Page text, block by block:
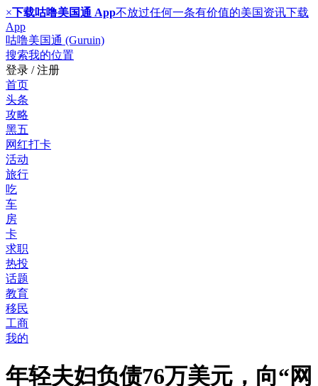
×下载咕噜美国通 App不放过任何一条有价值的美国资讯下载
App
咕噜美国通 (Guruin)
搜索我的位置
登录 / 注册
首页
头条
攻略
黑五
网红打卡
活动
旅行
吃
车
房
卡
求职
热投
话题
教育
移民
工商
我的
年轻夫妇负债76万美元，向“网